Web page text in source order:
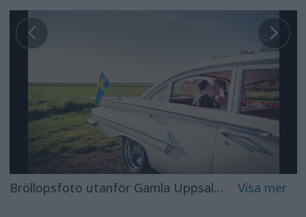
Bröllopsfoto utanför Gamla Uppsala. Gillar den här eftersom den är väldigt privat och att vi ser paret som åskådare.